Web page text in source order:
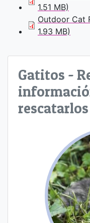
1.51 MB)
Outdoor Cat
1.93 MB)
Gatitos -
rescatarlos